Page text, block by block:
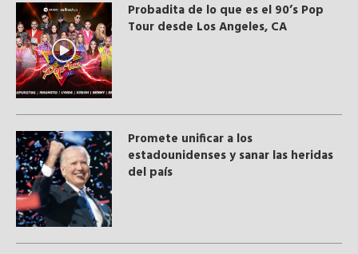
Probadita de lo que es el 90’s Pop
Tour desde Los Angeles, CA
Promete unificar a los
estadounidenses y sanar las heridas
del país